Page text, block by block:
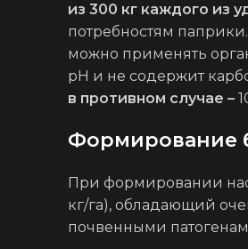
из 300 кг каждого из
потребностям
можно применять
pH и не содержит
в противном случае –
Формирование
При формировании
кг/га), обладающий
почвенными